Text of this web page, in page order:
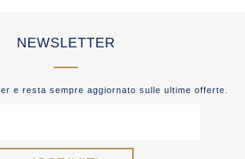
NEWSLETTER
e resta sempre aggiornato sulle ultime offerte.